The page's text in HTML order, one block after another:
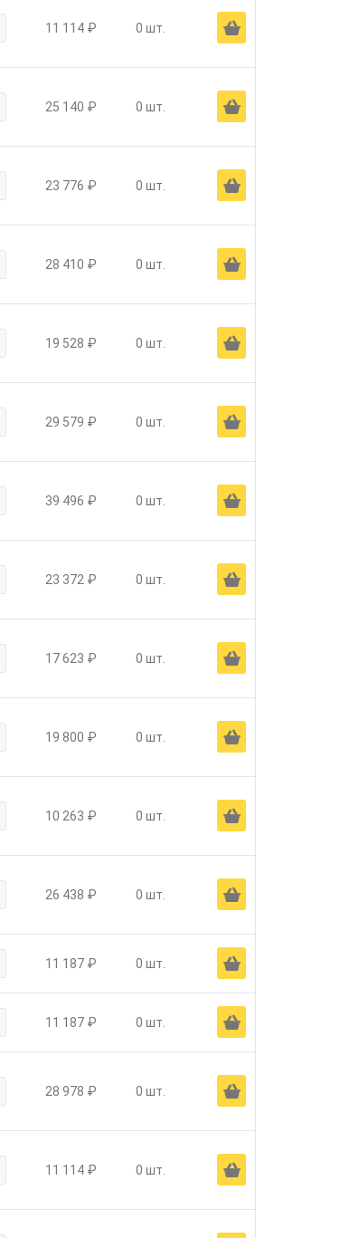
11 114 ₽ 0 шт. Ä
25 140 ₽ 0 шт. Ä
23 776 ₽ 0 шт. Ä
28 410 ₽ 0 шт. Ä
19 528 ₽ 0 шт. Ä
29 579 ₽ 0 шт. Ä
39 496 ₽ 0 шт. Ä
23 372 ₽ 0 шт. Ä
17 623 ₽ 0 шт. Ä
19 800 ₽ 0 шт. Ä
10 263 ₽ 0 шт. Ä
26 438 ₽ 0 шт. Ä
11 187 ₽ 0 шт. Ä
11 187 ₽ 0 шт. Ä
28 978 ₽ 0 шт. Ä
11 114 ₽ 0 шт. Ä